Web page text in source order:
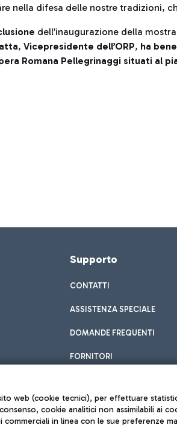
nella difesa delle nostre tradizioni,
dell’inaugurazione della
, Vicepresidente dell’ORP, ha
Romana Pellegrinaggi situati al
Supporto
CONTATTI
ASSISTENZA SPECIALE
DOMANDE FREQUENTI
FORNITORI
web (cookie tecnici), per effettuare
cookie analitici non assimilabili ai
in linea con le sue preferenze